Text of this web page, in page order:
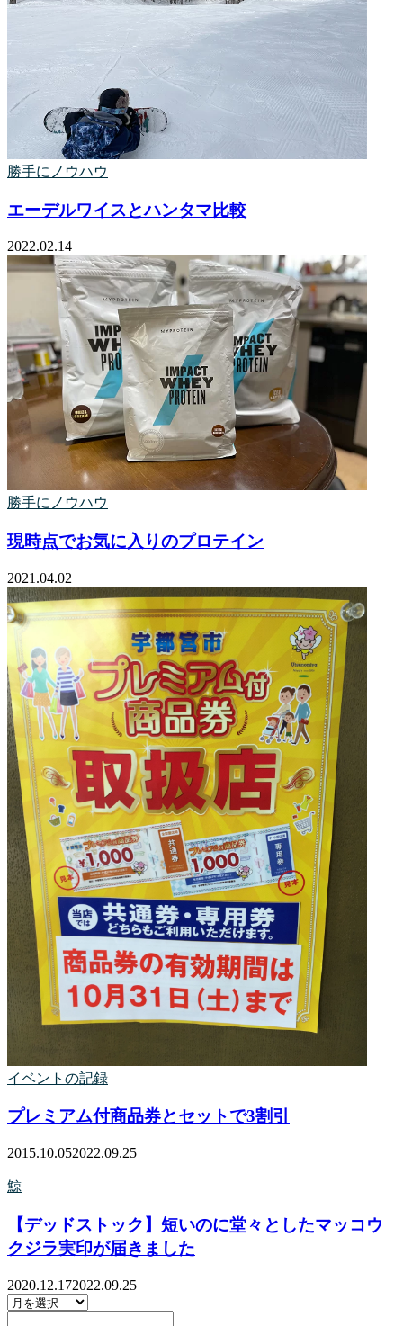
勝手にノウハウ
エーデルワイスとハンタマ比較
2022.02.14
勝手にノウハウ
現時点でお気に入りのプロテイン
2021.04.02
イベントの記録
プレミアム付商品券とセットで3割引
2015.10.052022.09.25
鯨
【デッドストック】短いのに堂々としたマッコウ
クジラ実印が届きました
2020.12.172022.09.25